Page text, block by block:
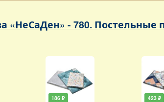
«НеСаДен» - 780.
186 ₽ 423 ₽